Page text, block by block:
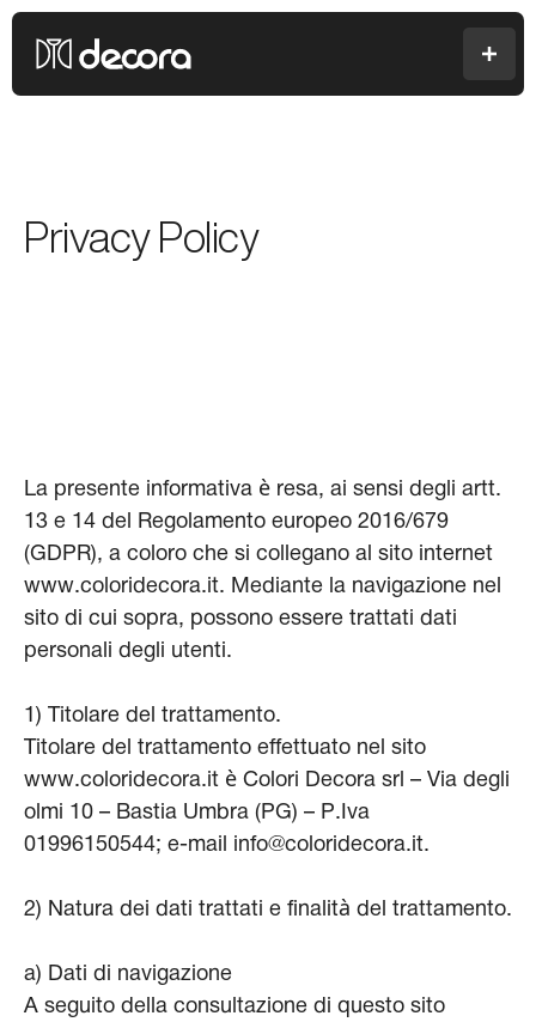
Colori Decora
Privacy Policy
La presente informativa è resa, ai sensi degli artt.
13 e 14 del Regolamento europeo 2016/679
(GDPR), a coloro che si collegano al sito internet
www.coloridecora.it. Mediante la navigazione nel
sito di cui sopra, possono essere trattati dati
personali degli utenti.
1) Titolare del trattamento.
Titolare del trattamento effettuato nel sito
www.coloridecora.it è Colori Decora srl – Via degli
olmi 10 – Bastia Umbra (PG) – P.Iva
01996150544; e-mail info@coloridecora.it.
2) Natura dei dati trattati e finalità del trattamento.
a) Dati di navigazione
A seguito della consultazione di questo sito